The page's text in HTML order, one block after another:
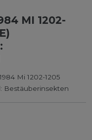
MI 1202-
Mi 1202-1205
Bestäuberinsekten